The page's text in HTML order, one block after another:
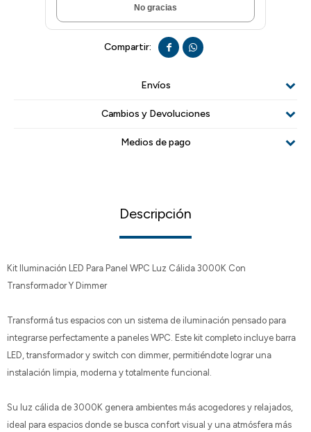
No gracias
 
Envíos
Cambios y Devoluciones
Medios de pago
Descripción
Kit Iluminación LED Para Panel WPC Luz Cálida 3000K Con
Transformador Y Dimmer
Transformá tus espacios con un sistema de iluminación pensado para
integrarse perfectamente a paneles WPC. Este kit completo incluye barra
LED, transformador y switch con dimmer, permitiéndote lograr una
instalación limpia, moderna y totalmente funcional.
Su luz cálida de 3000K genera ambientes más acogedores y relajados,
ideal para espacios donde se busca confort visual y una atmósfera más